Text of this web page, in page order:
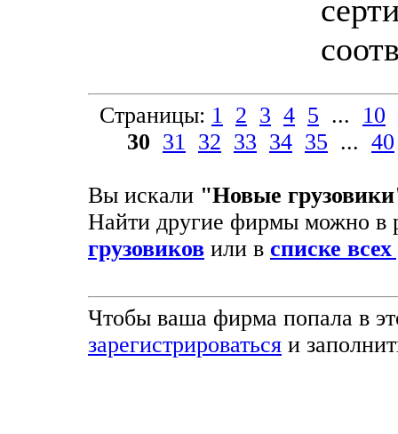
Страницы: 1 2 3 4 5 ... 10
30 31 32 33 34 35 ... 40
Вы искали "Новые
Найти другие фирмы можно в
грузовиков или в списке
Чтобы ваша фирма попала в
зарегистрироваться и